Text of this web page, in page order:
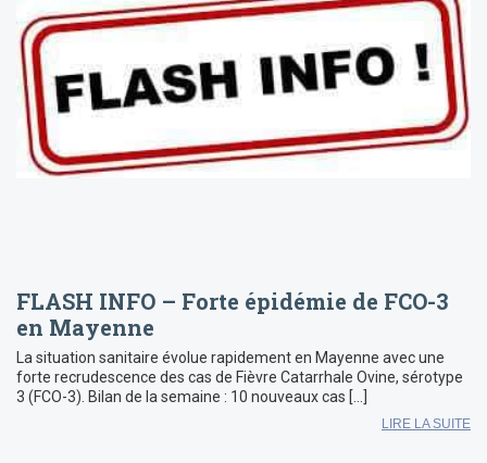
FLASH INFO – Forte épidémie de FCO-3
en Mayenne
La situation sanitaire évolue rapidement en Mayenne avec une
forte recrudescence des cas de Fièvre Catarrhale Ovine, sérotype
3 (FCO-3). Bilan de la semaine : 10 nouveaux cas […]
LIRE LA SUITE